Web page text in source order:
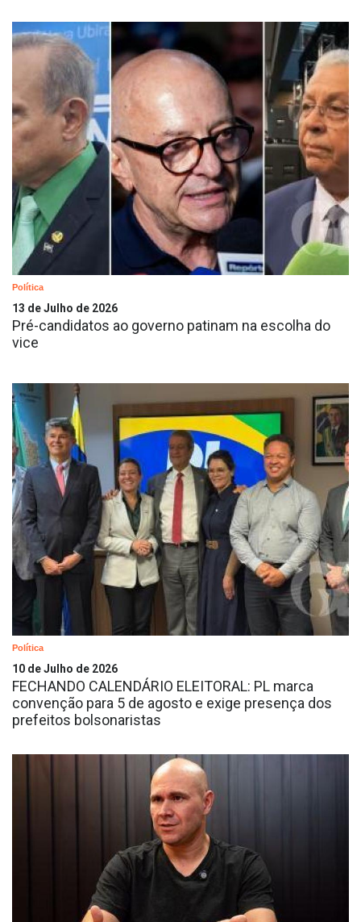
Política
13 de Julho de 2026
Pré-candidatos ao governo patinam na escolha do
vice
Política
10 de Julho de 2026
FECHANDO CALENDÁRIO ELEITORAL: PL marca
convenção para 5 de agosto e exige presença dos
prefeitos bolsonaristas